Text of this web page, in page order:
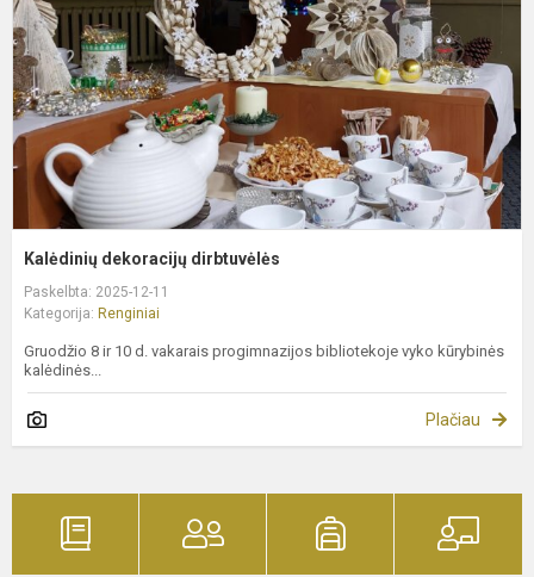
Kalėdinių dekoracijų dirbtuvėlės
Paskelbta: 2025-12-11
Kategorija: Renginiai
Gruodžio 8 ir 10 d. vakarais progimnazijos bibliotekoje vyko kūrybinės
kalėdinės...
Plačiau